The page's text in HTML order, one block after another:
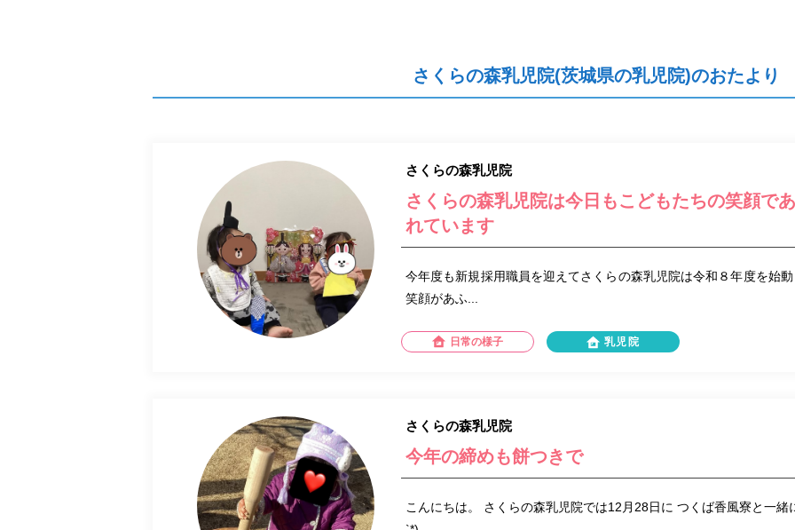
さくらの森乳児院(茨城県の乳児院)のおたより
さくらの森乳児院
さくらの森乳児院は今日もこどもたちの笑顔で
れています
今年度も新規採用職員を迎えてさくらの森乳児院は令和８年度を始
笑顔があふ...
日常の様子 乳児院
さくらの森乳児院
今年の締めも餅つきで
こんにちは。 さくらの森乳児院では12月28日に つくば香風寮と一緒